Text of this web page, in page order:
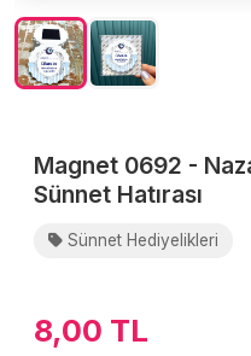
Magnet 0692 -
Sünnet Hatırası
Sünnet Hediyelikleri
8,00 TL